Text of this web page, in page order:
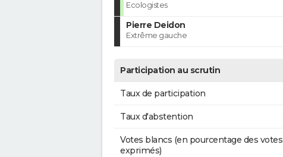
Ecologistes
Pierre Deidon
Extrême gauche
Participation au scrutin
Taux de participation
Taux d'abstention
Votes blancs (en pourcentage des votes
exprimés)